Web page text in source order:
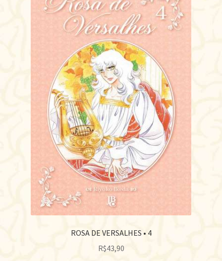
ROSA DE VERSALHES • 4
R$43,90